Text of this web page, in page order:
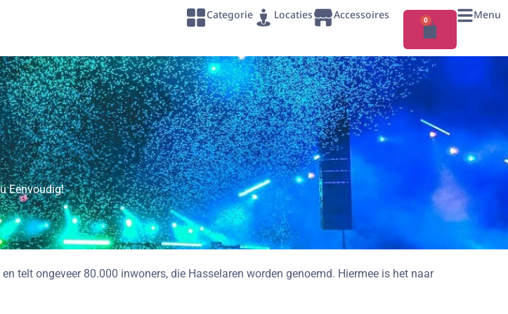
Categorie Locaties Accessoires 0 Menu
Eenvoudig!
telt ongeveer 80.000 inwoners, die Hasselaren worden genoemd. Hiermee is het naar